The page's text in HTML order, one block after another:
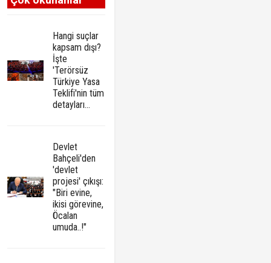
Hangi suçlar
kapsam dışı?
İşte
'Terörsüz
Türkiye Yasa
Teklifi'nin tüm
detayları...
Devlet
Bahçeli'den
'devlet
projesi' çıkışı:
"Biri evine,
ikisi görevine,
Öcalan
umuda..!"